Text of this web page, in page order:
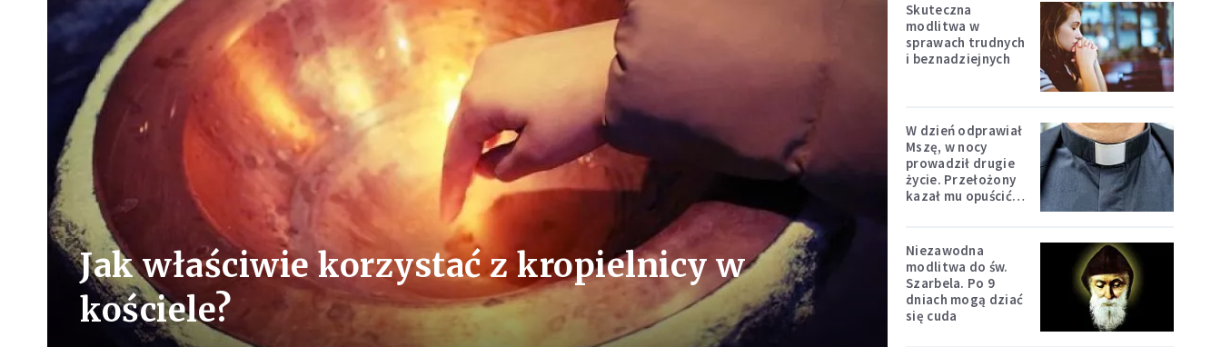
Jak właściwie korzystać z kropielnicy w
kościele?
Skuteczna
modlitwa w
sprawach trudnych
i beznadziejnych
W dzień odprawiał
Mszę, w nocy
prowadził drugie
życie. Przełożony
kazał mu opuścić
Niezawodna
modlitwa do św.
Szarbela. Po 9
dniach mogą dziać
się cuda